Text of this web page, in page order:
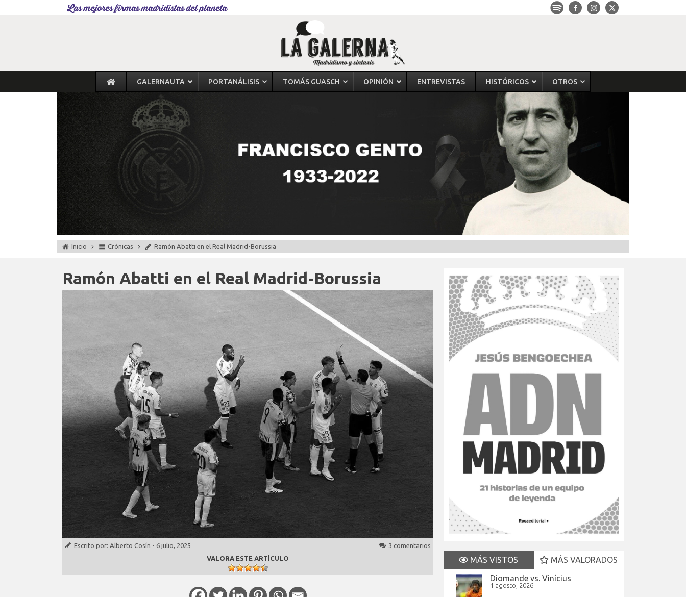
Las mejores firmas madridistas del planeta
GALERNAUTA PORTANÁLISIS TOMÁS GUASCH OPINIÓN ENTREVISTAS HISTÓRICOS OTROS
Inicio Crónicas Ramón Abatti en el Real Madrid-Borussia
Ramón Abatti en el Real Madrid-Borussia
Escrito por: Alberto Cosín - 6 julio, 2025
3 comentarios
VALORA ESTE ARTÍCULO
MÁS VISTOS
MÁS VALORADOS
Diomande vs. Vinícius
1 agosto, 2026